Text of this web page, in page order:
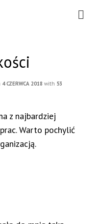
4 CZERWCA 2018 with 53
z najbardziej
Warto pochylić